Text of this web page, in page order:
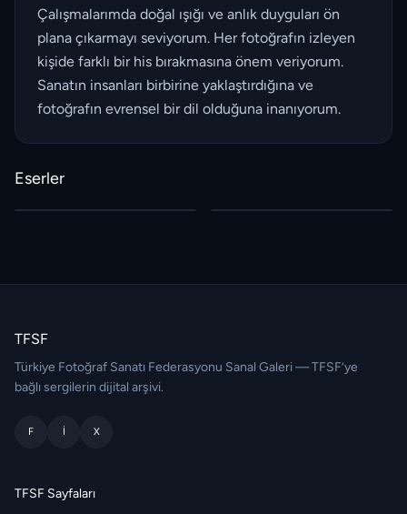
Çalışmalarımda doğal ışığı ve anlık duyguları ön
plana çıkarmayı seviyorum. Her fotoğrafın izleyen
kişide farklı bir his bırakmasına önem veriyorum.
Sanatın insanları birbirine yaklaştırdığına ve
fotoğrafın evrensel bir dil olduğuna inanıyorum.
Eserler
TFSF
Türkiye Fotoğraf Sanatı Federasyonu Sanal Galeri — TFSF’ye
bağlı sergilerin dijital arşivi.
F I X
TFSF Sayfaları